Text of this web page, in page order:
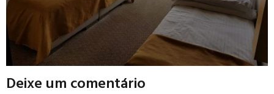
Deixe um comentário